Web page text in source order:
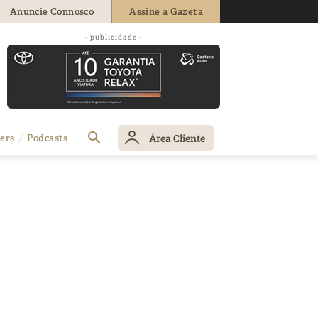
Anuncie Connosco Assine a Gazeta
- publicidade -
Podcasts Área Cliente